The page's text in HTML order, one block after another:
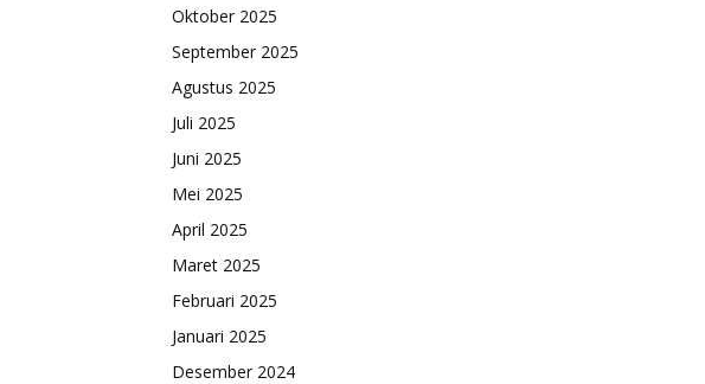
Oktober 2025
September 2025
Agustus 2025
Juli 2025
Juni 2025
Mei 2025
April 2025
Maret 2025
Februari 2025
Januari 2025
Desember 2024